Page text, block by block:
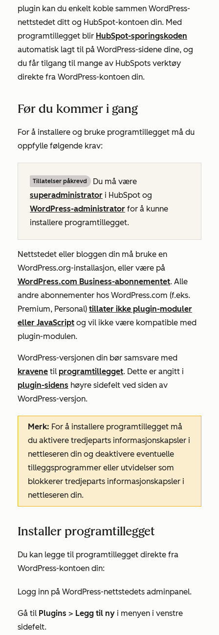
plugin kan du enkelt koble sammen WordPress-
nettstedet ditt og HubSpot-kontoen din. Med
programtillegget blir HubSpot-sporingskoden
automatisk lagt til på WordPress-sidene dine, og
du får tilgang til mange av HubSpots verktøy
direkte fra WordPress-kontoen din.
Før du kommer i gang
For å installere og bruke programtillegget må du
oppfylle følgende krav:
Tillatelser påkrevd
Du må være
superadministrator i HubSpot og
WordPress-administrator for å kunne
installere programtillegget.
Nettstedet eller bloggen din må bruke en
WordPress.org-installasjon, eller være på
WordPress.com Business-abonnementet. Alle
andre abonnementer hos WordPress.com (f.eks.
Premium, Personal) tillater ikke plugin-moduler
eller JavaScript og vil ikke være kompatible med
plugin-modulen.
WordPress-versjonen din bør samsvare med
kravene til programtillegget. Dette er angitt i
plugin-sidens høyre sidefelt ved siden av
WordPress-versjon.
Merk: For å installere programtillegget må
du aktivere tredjeparts informasjonskapsler i
nettleseren din og deaktivere eventuelle
tilleggsprogrammer eller utvidelser som
blokkerer tredjeparts informasjonskapsler i
nettleseren din.
Installer programtillegget
Du kan legge til programtillegget direkte fra
WordPress-kontoen din:
Logg inn på WordPress-nettstedets adminpanel.
Gå til Plugins > Legg til ny i menyen i venstre
sidefelt.